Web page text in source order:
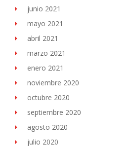
junio 2021
mayo 2021
abril 2021
marzo 2021
enero 2021
noviembre 2020
octubre 2020
septiembre 2020
agosto 2020
julio 2020